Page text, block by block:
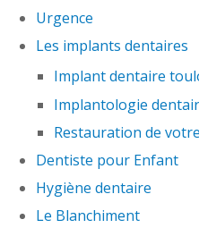
Urgence
Les implants dentaires
Implant dentaire
Implantologie
Restauration de
Dentiste pour Enfant
Hygiène dentaire
Le Blanchiment